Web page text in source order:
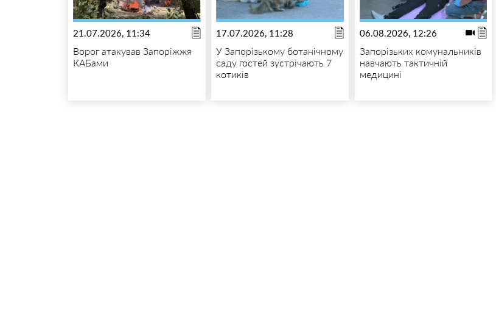
21.07.2026, 11:34
Ворог атакував Запоріжжя
КАБами
17.07.2026, 11:28
У Запорізькому ботанічному
саду гостей зустрічають 7
котиків
06.08.2026, 12:26
Запорізьких комунальників
навчають тактичній
медицині